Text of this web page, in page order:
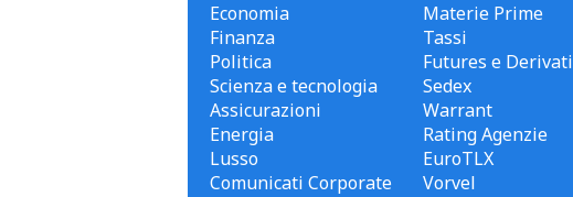
Economia
Finanza
Politica
Scienza e tecnologia
Assicurazioni
Energia
Lusso
Comunicati Corporate
Materie Prime
Tassi
Futures e Derivati
Sedex
Warrant
Rating Agenzie
EuroTLX
Vorvel